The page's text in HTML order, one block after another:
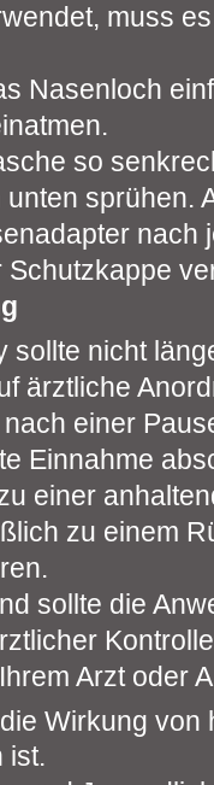
muss
Nasenloch
so
sprühen.
nach
sollte nicht
ärztliche
einer
Einnahme
einer
zu einem
sollte die
Arzt oder
Wirkung von
ist.